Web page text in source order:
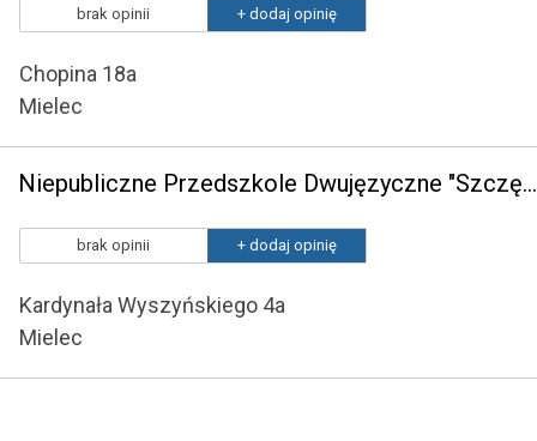
brak opinii + dodaj opinię
Chopina 18a
Mielec
Niepubliczne Przedszkole Dwujęzyczne "Szczęśliwe Dziecko" w Mielcu
brak opinii + dodaj opinię
Kardynała Wyszyńskiego 4a
Mielec